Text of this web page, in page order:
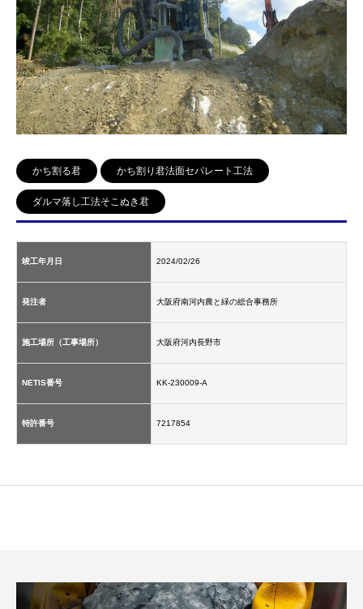
かち割る君 かち割り君法面セパレート工法
ダルマ落し工法そこぬき君
竣工年月日 2024/02/26
発注者 大阪府南河内農と緑の総合事務所
施工場所（工事場所） 大阪府河内長野市
NETIS番号 KK-230009-A
特許番号 7217854